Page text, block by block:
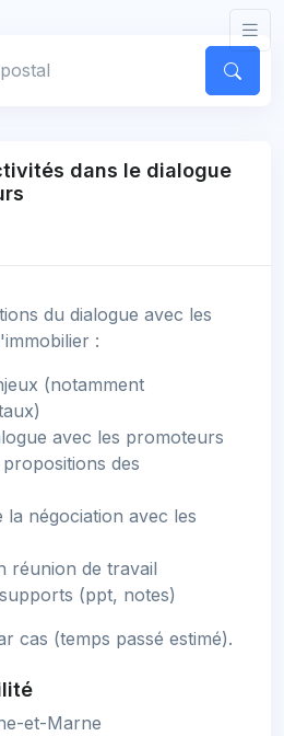
dans le dialogue
du dialogue avec les
:
(notamment
avec les promoteurs
des
la négociation avec les
réunion de travail
(ppt, notes)
cas (temps passé estimé).
et-Marne